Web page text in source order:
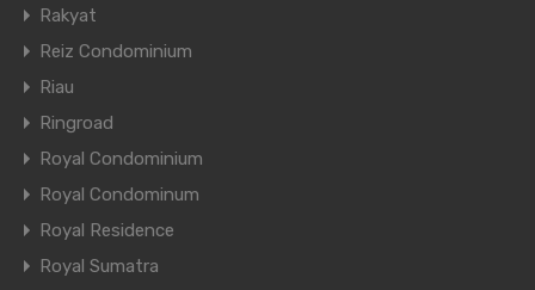
Ringkasan Features
Rakyat
Reiz Condominium
Riau
Ringroad
Royal Condominium
Royal Condominum
Royal Residence
Royal Sumatra